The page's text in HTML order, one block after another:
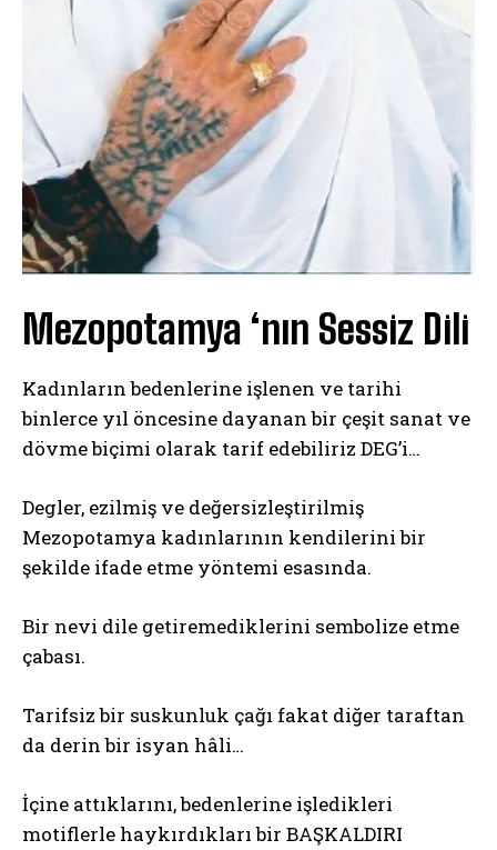
Mezopotamya ‘nın Sessiz Dili
Kadınların bedenlerine işlenen ve tarihi
binlerce yıl öncesine dayanan bir çeşit sanat ve
dövme biçimi olarak tarif edebiliriz DEG’i…
Degler, ezilmiş ve değersizleştirilmiş
Mezopotamya kadınlarının kendilerini bir
şekilde ifade etme yöntemi esasında.
Bir nevi dile getiremediklerini sembolize etme
çabası.
Tarifsiz bir suskunluk çağı fakat diğer taraftan
da derin bir isyan hâli…
İçine attıklarını, bedenlerine işledikleri
motiflerle haykırdıkları bir BAŞKALDIRI